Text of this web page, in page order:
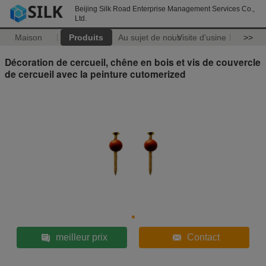
Beijing Silk Road Enterprise Management Services Co.,
Ltd.
Maison Produits Au sujet de nousVisite d'usine >>
Décoration de cercueil, chêne en bois et vis de couvercle
de cercueil avec la peinture cutomerized
meilleur prix Contact